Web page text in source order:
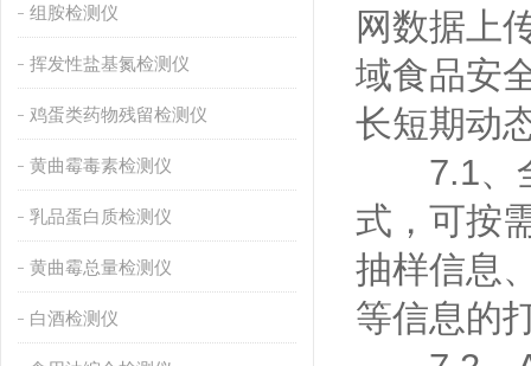
组胺检测仪
挥发性盐基氮检测仪
鸡蛋类药物残留检测仪
黄曲霉毒素检测仪
乳品蛋白质检测仪
黄曲霉总量检测仪
白酒检测仪
网数据上
域食品安
长短期动
7.1、全
式，可按
抽样信息
等信息的